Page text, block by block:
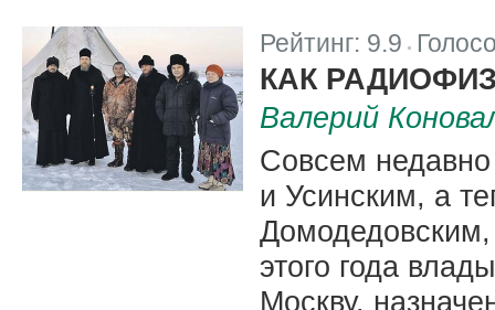
Рейтинг: 9.9
КАК
Валерий
Совсем
и Усинским, а
этого года
Москву,